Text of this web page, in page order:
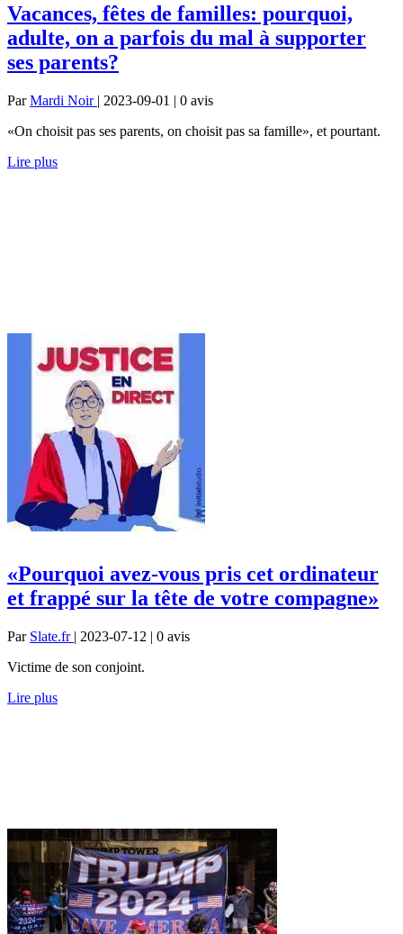
Vacances, fêtes de familles: pourquoi,
adulte, on a parfois du mal à supporter
ses parents?
ParMardi Noir | 2023-09-01 | 0 avis
«On choisit pas ses parents, on choisit pas sa famille», et pourtant.
Lire plus
«Pourquoi avez-vous pris cet ordinateur
et frappé sur la tête de votre compagne»
Par Slate.fr | 2023-07-12 | 0 avis
Victime de son conjoint.
Lire plus